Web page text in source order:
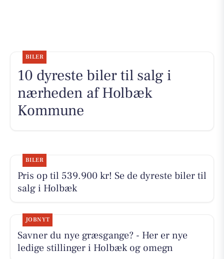
BILER
10 dyreste biler til salg i
nærheden af Holbæk
Kommune
BILER
Pris op til 539.900 kr! Se de dyreste biler til
salg i Holbæk
JOBNYT
Savner du nye græsgange? - Her er nye
ledige stillinger i Holbæk og omegn